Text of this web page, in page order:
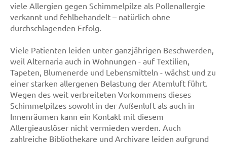
viele Allergien gegen Schimmelpilze als Pollenallergie
verkannt und fehlbehandelt – natürlich ohne
durchschlagenden Erfolg.
Viele Patienten leiden unter ganzjährigen Beschwerden,
weil Alternaria auch in Wohnungen - auf Textilien,
Tapeten, Blumenerde und Lebensmitteln - wächst und zu
einer starken allergenen Belastung der Atemluft führt.
Wegen des weit verbreiteten Vorkommens dieses
Schimmelpilzes sowohl in der Außenluft als auch in
Innenräumen kann ein Kontakt mit diesem
Allergieauslöser nicht vermieden werden. Auch
zahlreiche Bibliothekare und Archivare leiden aufgrund